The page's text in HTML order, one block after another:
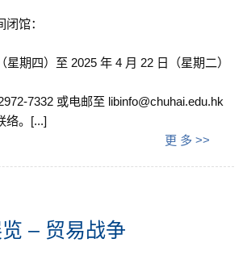
馆：
星期四）至 2025 年 4 月 22 日（星期二）
7332 或电邮至 libinfo@chuhai.edu.hk
络。[...]
更 多 >>
– 贸易战争